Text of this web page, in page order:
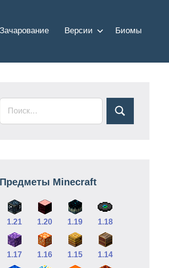
Зачарование Версии Биомы
Предметы Minecraft
1.21 1.20 1.19 1.18
1.17 1.16 1.15 1.14